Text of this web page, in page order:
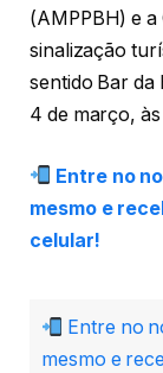
(AMPPBH) e
sinalização
sentido Bar
4 de março, às
Entre no
mesmo e
celular!
Entre no
mesmo e